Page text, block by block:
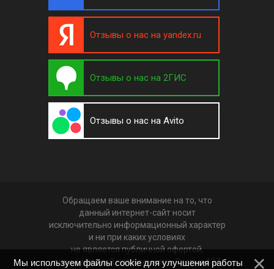
Отзывы о нас на yandex.ru
Отзывы о нас на 2ГИС
Отзывы о нас на Avito
Обращаем ваше внимание на то, что
данный интернет-сайт носит
исключительно информационный характер
и ни при каких условиях
не является публичной офертой,
определяемой положениями Статьи 437
Мы используем файлы cookie для улучшения работы